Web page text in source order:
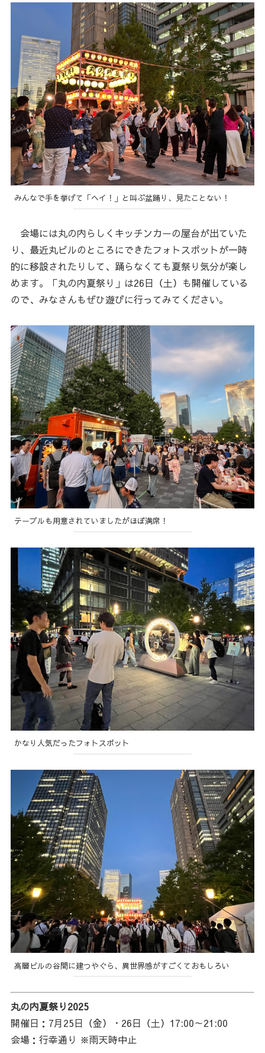
みんなで手を挙げて「ヘイ！」と叫ぶ盆踊り、見たことない！
会場には丸の内らしくキッチンカーの屋台が出ていた
り、最近丸ビルのところにできたフォトスポットが一時
的に移設されたりして、踊らなくても夏祭り気分が楽し
めます。「丸の内夏祭り」は26日（土）も開催している
ので、みなさんもぜひ遊びに行ってみてください。
テーブルも用意されていましたがほぼ満席！
かなり人気だったフォトスポット
高層ビルの谷間に建つやぐら、異世界感がすごくておもしろい
丸の内夏祭り2025
開催日：7月25日（金）・26日（土）17:00～21:00
会場：行幸通り ※雨天時中止